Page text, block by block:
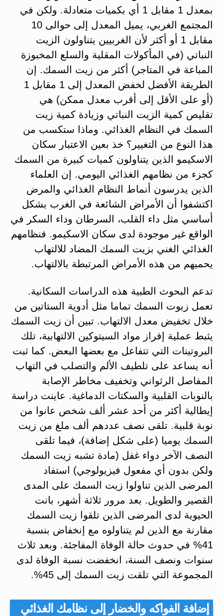
بمعدل 1 مقابل 1 أي بكميات متعادلة. ولكن في
المجتمع الغربي، يميل المعدل إلى حوالى 10
مقابل 1 أو أكثر لأن الغربيين يتناولون الزيت
النباتي (في المأكولات المقلية والسلع المخبوزة
المباعة في المتاجر) أكثر من زيت السمك. إن
الطريقة الأفضل لخفض المعدل إلى 1 مقابل 1
(أو على الأقل إلى أقرب معدل ممكن) هي
تقليص كمية الزيت النباتي وزيادة كمية زيت
السمك في النظام الغذائي. وماذا ستكسب من
هذا النوع من التغيير؟ خذ بعين الاعتبار سكان
الاسكيمو الذين يتناولون كميات كبيرة من السمك
كجزء من نظامهم الغذائي اليومي. إن العلماء
الذين يدرسون أنماط النظام الغذائي والمرض
اكتشفوا أن الأمراض الشائعة في الغرب بشكل
أساسي مثل داء القلب، السرطان وداء السكر في
الواقع غير موجودة لدى سكان الاسكيمو. فنظامهم
الغذائي الغني بزيت السمك المضاد للالتهاب
يحميهم من هذه الأمراض المرتبطة بالالتهاب.
تدعم البحوث الطبية هذه الدراسات السكانية.
تعمل زيوت السمك تماما مثل أدوية الستاتين من
خلال تخفيض معدل الالتهاب. تبين أن زيت السمك
يثبط عملية إفراز مواد السيتوكين الالتهابية، تلك
البروتينات التي تتفاعل مع بعضها البعض. كما ثبت
أنه يساعد على تلطيف الألم والتصلب في التهاب
المفاصل الرثواني وتخفيف مخاطر الإصابة
بالنوبات القلبية والسكتات الدماغية. عاينت دراسة
إيطالية أكثر من أحد عشر ألف شخص عانوا من
نوبة قلبية. تلقى نصف عددهم ألف ملغ من زيت
السمك يوميا (على شكل إضافة)، فيما تلقى
النصف الآخر دواء غفل (مادة تشبه زيت السمك
ولكن بدون أي مفعول فيزيولوجي) استفاد
المرضى الذين تناولوا زيت السمك على المدى
القصير والطويل. بعد مرور ثلاثة أشهر، بانت
الحيوية لدى المرضى الذين تلقوا زيت السمك
مقارنة مع الذين لم يتناولوه مع إنخفاض بنسبة
41% في حدوث حالة الوفاة المفاجئة. وبعد ثلاث
سنوات ونصف السنة، انخفضت نسبة الوفاة لدى
المجموعة التي تلقت زيت السمك إلى 45%.
إضافة الفواكه والخضار إلى نظامك الغذائي